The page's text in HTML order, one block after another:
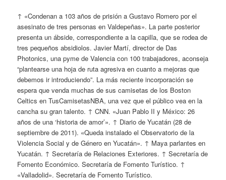
↑ «Condenan a 103 años de prisión a Gustavo Romero por el
asesinato de tres personas en Valdepeñas». La parte posterior
presenta un ábside, correspondiente a la capilla, que se rodea de
tres pequeños absidiolos. Javier Martí, director de Das
Photonics, una pyme de Valencia con 100 trabajadores, aconseja
“plantearse una hoja de ruta agresiva en cuanto a mejoras que
debemos ir introduciendo”. La más reciente incorporación se
espera que venda muchas de sus camisetas de los Boston
Celtics en TusCamisetasNBA, una vez que el público vea en la
cancha su gran talento. ↑ CNN. «Juan Pablo II y México: 26
años de una ‘historia de amor’». ↑ Diario de Yucatán (28 de
septiembre de 2011). «Queda instalado el Observatorio de la
Violencia Social y de Género en Yucatán». ↑ Maya parlantes en
Yucatán. ↑ Secretaría de Relaciones Exteriores. ↑ Secretaría de
Fomento Económico. Secretaría de Fomento Turístico. ↑
«Valladolid». Secretaría de Fomento Turístico.